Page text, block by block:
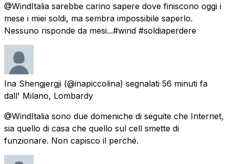
@WindItalia sarebbe carino sapere dove finiscono oggi i
mese i miei soldi, ma sembra impossibile saperlo.
Nessuno risponde da mesi...#wind #soldiaperdere
Ina Shengjergji (@inapiccolina) segnalati 56 minuti fa
dall' Milano, Lombardy
@WindItalia sono due domeniche di seguite che Internet,
sia quello di casa che quello sul cell smette di
funzionare. Non capisco il perché.